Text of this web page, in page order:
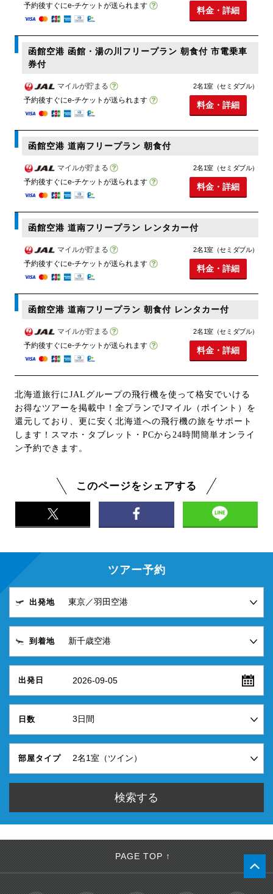
予約後すぐにe-チケットが送られます
料金・詳細
函館空港 函館・湯の川フリープラン 朝食付 市電乗車
券付
マイルが貯まる
予約後すぐにe-チケットが送られます
2名1室（セミダブル）
料金・詳細
函館空港 道南フリープラン 朝食付
マイルが貯まる
予約後すぐにe-チケットが送られます
2名1室（セミダブル）
料金・詳細
函館空港 道南フリープラン レンタカー付
マイルが貯まる
予約後すぐにe-チケットが送られます
2名1室（セミダブル）
料金・詳細
函館空港 道南フリープラン 朝食付 レンタカー付
マイルが貯まる
予約後すぐにe-チケットが送られます
2名1室（セミダブル）
料金・詳細
北海道旅行にJALグループの飛行機を使って格安でいける
お得なツアーを掲載中！全プランでJマイル（ポイント）を
還元しており、更に安く北海道への飛行機の旅をサポート
します！スマホ・タブレット・PCから24時間簡単オンライ
ン予約できます。
このページをシェアする
ツアー予約
出発地
到着地
出発日 2026-09-05
日数
部屋タイプ
PAGE TOP ↑